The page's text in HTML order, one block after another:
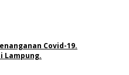
Covid-19.
Lampung.